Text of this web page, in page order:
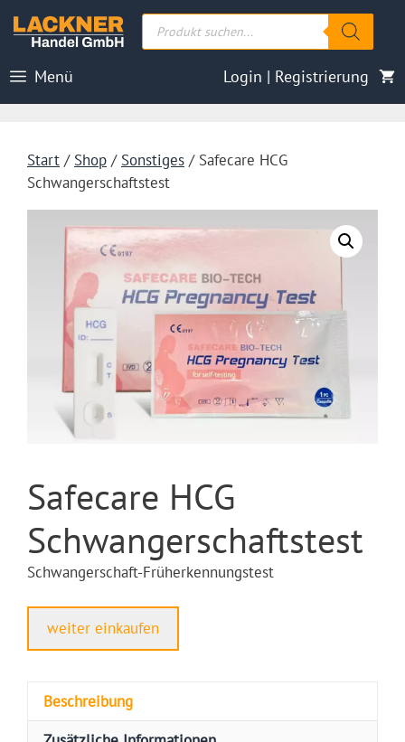
Inhalt
Products
search
Menü Login | Registrierung
Start / Shop / Sonstiges / Safecare HCG
Schwangerschaftstest
Safecare HCG
Schwangerschaftstest
Schwangerschaft-Früherkennungstest
weiter einkaufen
Beschreibung